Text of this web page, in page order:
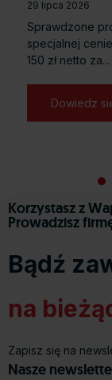
Certyfikaty”
29 lipca 2026
Sprawdzone
specjalnej
150 zł netto za...
Dowiedz
Korzystasz z
Prowadzisz
Bądź
na
Zapisz się na
Nasze